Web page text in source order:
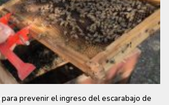
prevenir el ingreso del escarabajo de